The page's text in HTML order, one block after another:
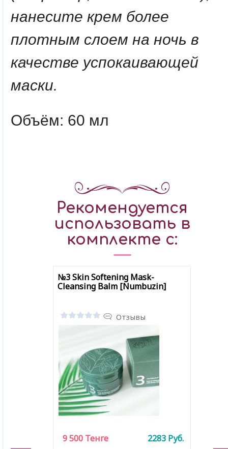
нанесите крем более
плотным слоем на ночь в
качестве успокаивающей
маски.
Объём: 60 мл
Рекомендуется
использовать в
комплекте с:
№3 Skin Softening Mask-
Cleansing Balm [Numbuzin]
Отзывы
9 500 Тенге 2283 Руб.